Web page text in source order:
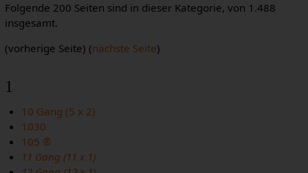
Folgende 200 Seiten sind in dieser Kategorie, von 1.488
insgesamt.
(vorherige Seite) (nächste Seite)
1
10 Gang (5 x 2)
1030
105 ®
11 Gang (11 x 1)